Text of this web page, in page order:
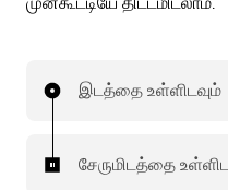
இடத்தை உள்ளிடவும்
சேருமிடத்தை